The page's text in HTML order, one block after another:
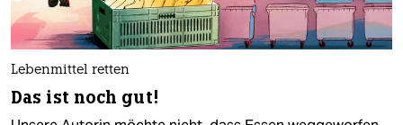
Lebenmittel retten
Das ist noch gut!